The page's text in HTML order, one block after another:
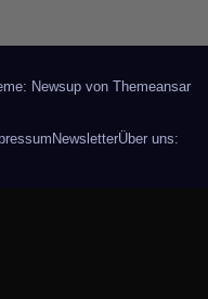
Newsup von Themeansar
NewsletterÜber uns: